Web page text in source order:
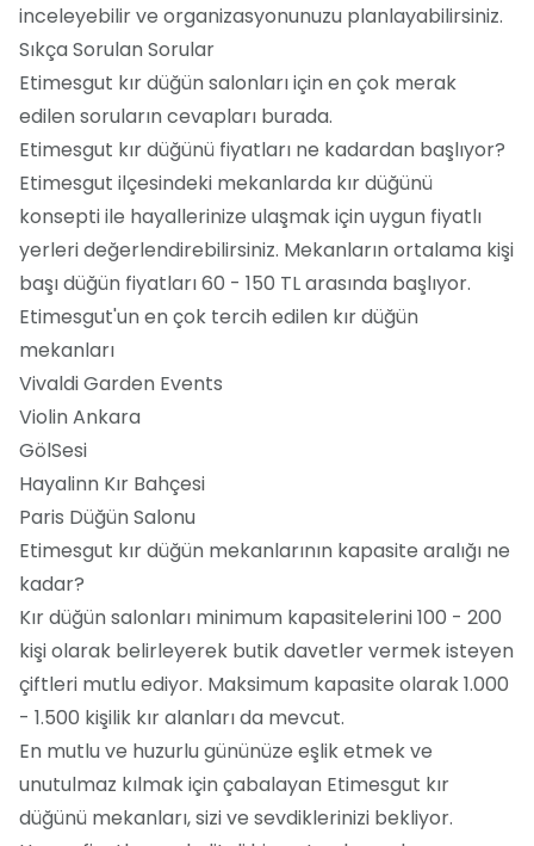
inceleyebilir ve organizasyonunuzu planlayabilirsiniz.
Sıkça Sorulan Sorular
Etimesgut kır düğün salonları için en çok merak
edilen soruların cevapları burada.
Etimesgut kır düğünü fiyatları ne kadardan başlıyor?
Etimesgut ilçesindeki mekanlarda kır düğünü
konsepti ile hayallerinize ulaşmak için uygun fiyatlı
yerleri değerlendirebilirsiniz. Mekanların ortalama kişi
başı düğün fiyatları 60 - 150 TL arasında başlıyor.
Etimesgut'un en çok tercih edilen kır düğün
mekanları
Vivaldi Garden Events
Violin Ankara
GölSesi
Hayalinn Kır Bahçesi
Paris Düğün Salonu
Etimesgut kır düğün mekanlarının kapasite aralığı ne
kadar?
Kır düğün salonları minimum kapasitelerini 100 - 200
kişi olarak belirleyerek butik davetler vermek isteyen
çiftleri mutlu ediyor. Maksimum kapasite olarak 1.000
- 1.500 kişilik kır alanları da mevcut.
En mutlu ve huzurlu gününüze eşlik etmek ve
unutulmaz kılmak için çabalayan Etimesgut kır
düğünü mekanları, sizi ve sevdiklerinizi bekliyor.